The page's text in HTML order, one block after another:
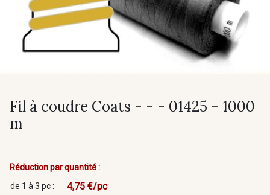
Fil à coudre Coats - - - 01425 - 1000
m
Réduction par quantité :
de 1 à 3 pc :
4,75 €/pc